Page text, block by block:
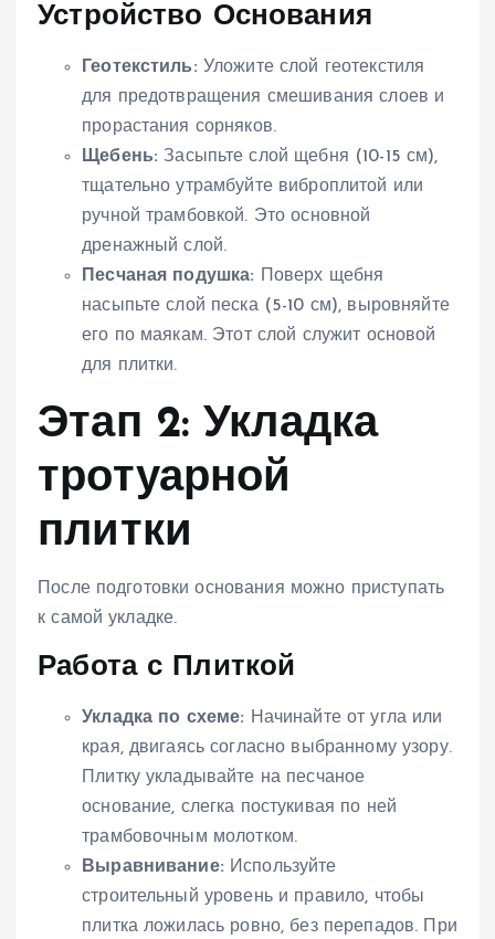
Устройство Основания
Геотекстиль: Уложите слой геотекстиля
для предотвращения смешивания слоев и
прорастания сорняков.
Щебень: Засыпьте слой щебня (10-15 см),
тщательно утрамбуйте виброплитой или
ручной трамбовкой. Это основной
дренажный слой.
Песчаная подушка: Поверх щебня
насыпьте слой песка (5-10 см), выровняйте
его по маякам. Этот слой служит основой
для плитки.
Этап 2: Укладка
тротуарной
плитки
После подготовки основания можно приступать
к самой укладке.
Работа с Плиткой
Укладка по схеме: Начинайте от угла или
края, двигаясь согласно выбранному узору.
Плитку укладывайте на песчаное
основание, слегка постукивая по ней
трамбовочным молотком.
Выравнивание: Используйте
строительный уровень и правило, чтобы
плитка ложилась ровно, без перепадов. При